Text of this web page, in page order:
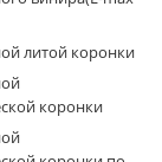
литой коронки
коронки